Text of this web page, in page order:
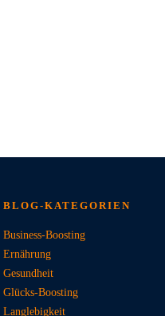
BLOG-KATEGORIEN
Business-Boosting
Ernährung
Gesundheit
Glücks-Boosting
Langlebigkeit